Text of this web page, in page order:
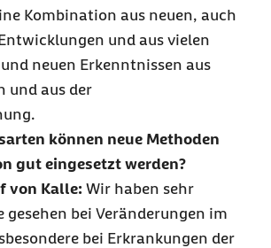
Kombination aus neuen, auch
und aus vielen
neuen Erkenntnissen aus
und aus der
können neue Methoden
gut eingesetzt werden?
von Kalle:Wir haben sehr
bei Veränderungen im
bei Erkrankungen der